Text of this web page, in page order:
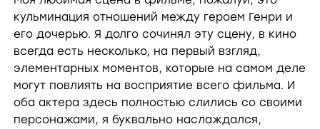
кульминация отношений между героем Генри и
его дочерью. Я долго сочинял эту сцену, в кино
всегда есть несколько, на первый взгляд,
элементарных моментов, которые на самом деле
могут повлиять на восприятие всего фильма. И
оба актера здесь полностью слились со своими
персонажами, я буквально наслаждался,